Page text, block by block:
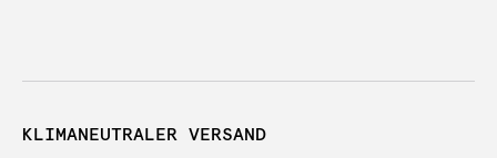
KLIMANEUTRALER VERSAND